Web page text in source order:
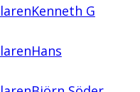
Kenneth G
Hans